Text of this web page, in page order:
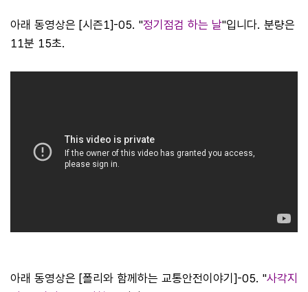
아래 동영상은 [시즌1]-05. "정기점검 하는 날"입니다. 분량은
11분 15초.
아래 동영상은 [폴리와 함께하는 교통안전이야기]-05. "사각지